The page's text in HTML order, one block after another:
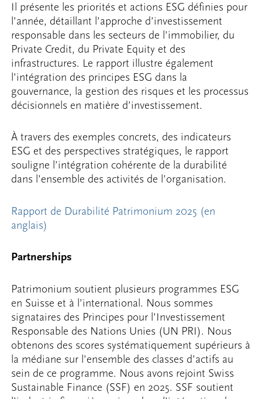
Il présente les priorités et actions ESG définies pour
l’année, détaillant l’approche d’investissement
responsable dans les secteurs de l’immobilier, du
Private Credit, du Private Equity et des
infrastructures. Le rapport illustre également
l’intégration des principes ESG dans la
gouvernance, la gestion des risques et les processus
décisionnels en matière d’investissement.
À travers des exemples concrets, des indicateurs
ESG et des perspectives stratégiques, le rapport
souligne l’intégration cohérente de la durabilité
dans l’ensemble des activités de l’organisation.
Rapport de Durabilité Patrimonium 2025 (en
anglais)
Partnerships
Patrimonium soutient plusieurs programmes ESG
en Suisse et à l’international. Nous sommes
signataires des Principes pour l’Investissement
Responsable des Nations Unies (UN PRI). Nous
obtenons des scores systématiquement supérieurs à
la médiane sur l’ensemble des classes d’actifs au
sein de ce programme. Nous avons rejoint Swiss
Sustainable Finance (SSF) en 2025. SSF soutient